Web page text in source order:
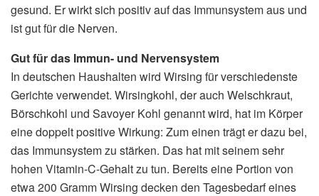
gesund. Er wirkt sich positiv auf das Immunsystem aus und
ist gut für die Nerven.
Gut für das Immun- und Nervensystem
In deutschen Haushalten wird Wirsing für verschiedenste
Gerichte verwendet. Wirsingkohl, der auch Welschkraut,
Börschkohl und Savoyer Kohl genannt wird, hat im Körper
eine doppelt positive Wirkung: Zum einen trägt er dazu bei,
das Immunsystem zu stärken. Das hat mit seinem sehr
hohen Vitamin-C-Gehalt zu tun. Bereits eine Portion von
etwa 200 Gramm Wirsing decken den Tagesbedarf eines